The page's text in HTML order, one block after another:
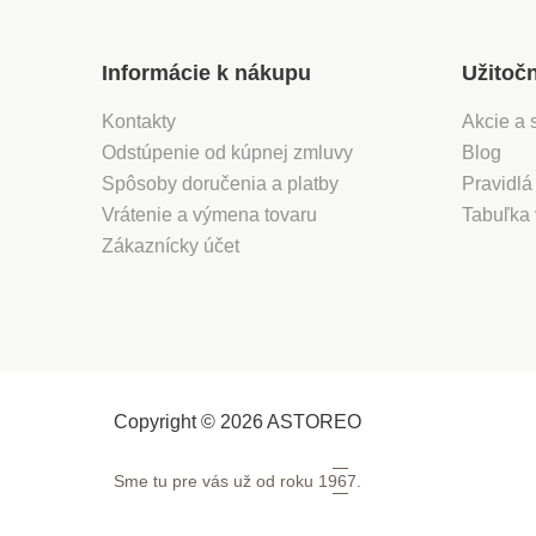
ovocné tóny, ruže (tzv.
po niekoľkých minútach,
vydržia obvykle 2-3
hodiny)Základ - labdanum,
pačuli, tonka fazuľa,
madagaskarská vanilka,
biele pižmo (tzv. nízke tóny
- posledná a najdlhšia
salicylate, geraniol,
19140.
Informácie k nákupu
Kontakty
Odstúpenie od kúpnej zmluvy
Spôsoby doručenia a platby
Vrátenie a výmena tovaru
Zákaznícky účet
Akcie a
Blog
Tabuľka
Copyright © 2026 ASTOREO
Sme tu pre vás už od roku 1967.